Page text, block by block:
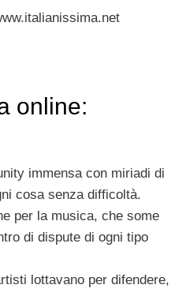
online:
immensa con miriadi di
cosa senza difficoltà.
per la musica, che some
di dispute di ogni tipo
lottavano per difendere,